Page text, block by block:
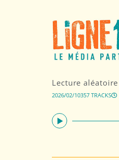
Lecture aléatoire
2026/02/10357 TRACKS